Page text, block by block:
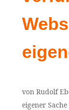
von Rudolf
eigener Sache